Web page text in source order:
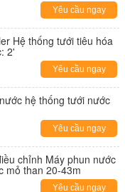
Yêu cầu ngay
Hệ thống tưới tiêu hóa
2'
Yêu cầu ngay
hệ thống tưới nước
Yêu cầu ngay
chỉnh Máy phun nước
mỏ than 20-43m
Yêu cầu ngay